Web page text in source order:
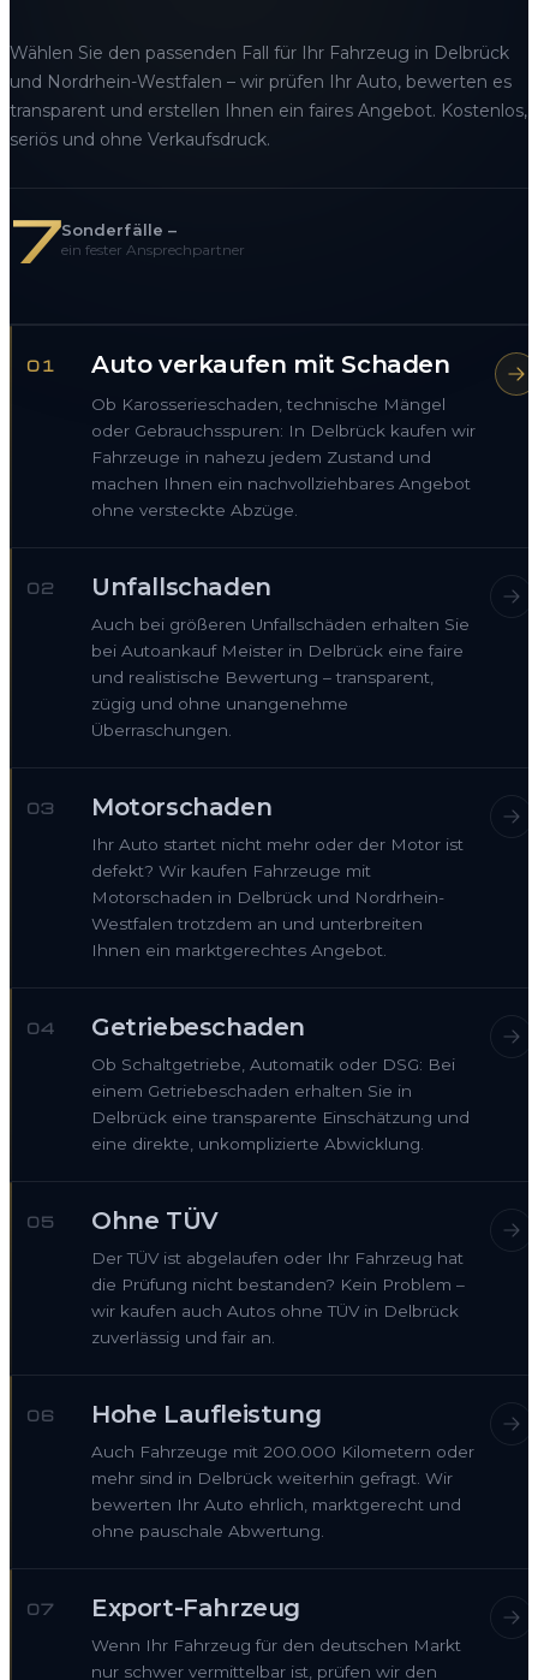
Wählen Sie den passenden Fall für Ihr Fahrzeug in Delbrück
und Nordrhein-Westfalen – wir prüfen Ihr Auto, bewerten es
transparent und erstellen Ihnen ein faires Angebot. Kostenlos,
seriös und ohne Verkaufsdruck.
7Sonderfälle –
ein fester Ansprechpartner
01 Auto verkaufen mit Schaden
Ob Karosserieschaden, technische Mängel
oder Gebrauchsspuren: In Delbrück kaufen wir
Fahrzeuge in nahezu jedem Zustand und
machen Ihnen ein nachvollziehbares Angebot
ohne versteckte Abzüge.
02 Unfallschaden
Auch bei größeren Unfallschäden erhalten Sie
bei Autoankauf Meister in Delbrück eine faire
und realistische Bewertung – transparent,
zügig und ohne unangenehme
Überraschungen.
03 Motorschaden
Ihr Auto startet nicht mehr oder der Motor ist
defekt? Wir kaufen Fahrzeuge mit
Motorschaden in Delbrück und Nordrhein-
Westfalen trotzdem an und unterbreiten
Ihnen ein marktgerechtes Angebot.
04 Getriebeschaden
Ob Schaltgetriebe, Automatik oder DSG: Bei
einem Getriebeschaden erhalten Sie in
Delbrück eine transparente Einschätzung und
eine direkte, unkomplizierte Abwicklung.
05 Ohne TÜV
Der TÜV ist abgelaufen oder Ihr Fahrzeug hat
die Prüfung nicht bestanden? Kein Problem –
wir kaufen auch Autos ohne TÜV in Delbrück
zuverlässig und fair an.
06 Hohe Laufleistung
Auch Fahrzeuge mit 200.000 Kilometern oder
mehr sind in Delbrück weiterhin gefragt. Wir
bewerten Ihr Auto ehrlich, marktgerecht und
ohne pauschale Abwertung.
07 Export-Fahrzeug
Wenn Ihr Fahrzeug für den deutschen Markt
nur schwer vermittelbar ist, prüfen wir den